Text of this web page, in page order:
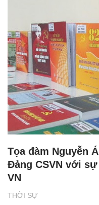
THỜI SỰ
Tọa đàm Nguyễn
Đảng CSVN với
VN